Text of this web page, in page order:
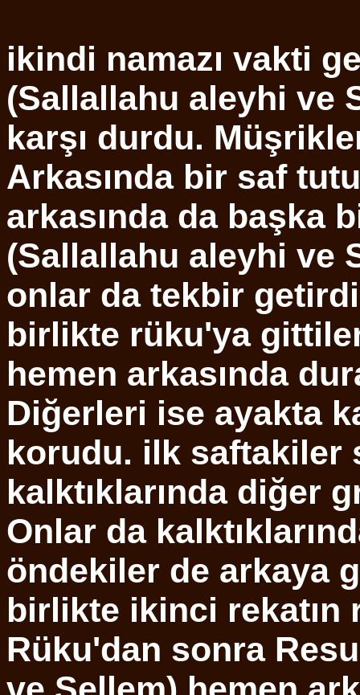
ikindi namazı vakti
(Sallallahu aleyhi ve
karşı durdu.
Arkasında bir saf
arkasında da başka
(Sallallahu aleyhi ve
onlar da tekbir
birlikte rüku'ya
hemen arkasında
Diğerleri ise ayakta
korudu. ilk saftakiler
kalktıklarında diğer
Onlar da
öndekiler de arkaya
birlikte ikinci rekatın
Rüku'dan sonra